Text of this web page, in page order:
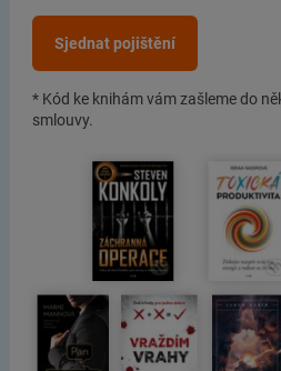
Sjednat pojištění
* Kód ke knihám vám zašleme do
smlouvy.